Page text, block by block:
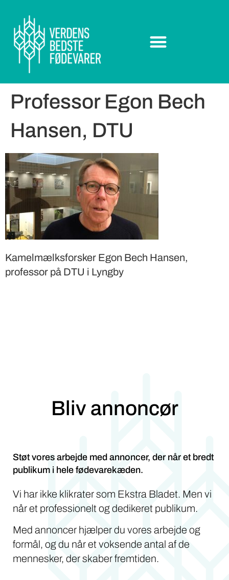
Professor Egon Bech
Hansen, DTU
Kamelmælksforsker Egon Bech Hansen,
professor på DTU i Lyngby
Bliv annoncør
Støt vores arbejde med annoncer, der når et bredt
publikum i hele fødevarekæden.
Vi har ikke klikrater som Ekstra Bladet. Men vi
når et professionelt og dedikeret publikum.
Med annoncer hjælper du vores arbejde og
formål, og du når et voksende antal af de
mennesker, der skaber fremtiden.